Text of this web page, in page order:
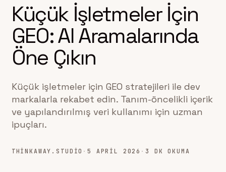
Küçük İşletmeler İçin
GEO: AI Aramalarında
Öne Çıkın
Küçük işletmeler için GEO stratejileri ile dev
markalarla rekabet edin. Tanım-öncelikli içerik
ve yapılandırılmış veri kullanımı için uzman
ipuçları.
THINKAWAY.STUDIO ·5 APRIL 2026 · 3 DK OKUMA